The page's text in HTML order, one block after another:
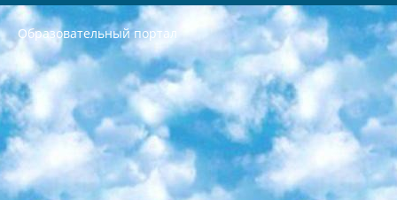
Образовательный портал
РЕСПУБЛИКА УЗБЕКИСТАН МИНИСТРЕРСТВО ДОШКОЛЬНОГО И ШКОЛЬНОГО ОБРАЗОВАНИЯ КОМАНДА в общеобразовательных учреждениях в 2023-2024 учебном году организация и проведение итоговой государственной аттестации обучающихся о Министра дошкольного и школьного образования Республики Узбекистан от 4 марта 2008 года (постановлением Минюста от 20 марта 2008 года № 1778 государственной регистрации) «Итоговое состояние учащихся общего среднего образования на основании положения об утверждении положения об аттестации общего среднего образования выпускной экзамен студентов в образовательных учреждениях в 2023-2024 учебном году В целях организации и прохождения аттестации приказываю: 1. Следующее: перечень предметов, по которым будет проводиться итоговая государственная аттестация и экзамен формы перевода согласно приложению 1; сертификаты международного образца, оценивающие уровень владения иностранными языками перечень согласно приложению 2; 2. Педагогический при специализированных образовательных учреждениях. научно-практический центр квалификации и международной оценки (Д.Давидова) 2024 г. До 25 марта: задания по предметам, по которым будет проводиться итоговая аттестация разработка и утверждение технических условий; итоговая аттестация на основании разработанного предметного задания разработка вопросов по предметам (устно и письменно), экзамен передача; общеобразовательные средние школы и специальные учебные заведения учащиеся выпускных классов школ и интернатов в агентской системе подготовка базы данных экзаменационных материалов и критериев оценки; перевод базы экзаменационных материалов на все языки обучения подать в Республиканский образовательный центр для изготовления; варианты экзаменов на основе разработанных контрольных материалов пусть будут поставлены задачи формирования. 3. Республиканский образовательный центр (Ш.Худайкулов) до 5 апреля 2024 года. до: база данных предоставленных экзаменационных материалов на все языки обучения перевод и экспертиза; для слепых, слабовидящих, глухих, слабослышащих и умственно отсталых детей учащиеся выпускных классов специализированных школ и школ-интернатов база данных экзаменационных материалов на всех преподаваемых языках подготовка критериев оценки; специализированные школы для умственно отсталых детей и технологии для учащихся выпускных классов школ-интернатов разработка соответствующих рекомендаций и критериев проведения ЕГЭ по естествознанию давать задания. 4. Педагогический при специализированных образовательных учреждениях. Научно-практический центр навыков и международной оценки (Д.Давидова), Республика образовательный центр (Худайкулов Ш.) итоговый государственный аттестационный экзамен ориентирован на творческое и логическое мышление при подготовке базы материалов учитывать введение заданий. 5. Следует отметить, что: сертификат государственного образца о знании общеобразовательного предмета и как минимум национальный уровень B1 по предметам на иностранных языках, указанным в Приложении 2. или международно признанный сертификат эквивалентного уровня студенты, изучающие определенный предмет, освобождаются от экзамена; по соответствующим предметам запланирована итоговая государственная аттестация за день до дня, путем жеребьевки Рабочей группой (в письменной форме по предметам, проводимым в форме) из числа сформированных вариантов выбрано 2 варианта; 2 выбранных варианта экзамена анонсированы на официальном сайте министерства и все выпускники по всей стране на основе этих вариантов проводит итоговую государственную аттестацию. 6. Государственное образование учащихся средних общеобразовательных учреждений. знания в соответствии с квалификационными требованиями, которые необходимо приобрести на основании стандартов итоговый (выпускной) контроль для 9 и 11 классов в целях тестирования Экзамены (далее – экзамены) состоят из предметов, перечисленных в приложении 1. будет сделано. 7. Экзамены пройдут с 26 мая по 15 июня 2024 г. (кроме науки физического воспитания). 8. Физическая для учащихся 9 классов общесредних образовательных учреждений. Экзамены по предмету «Образование, квалификация медицина» 1-6 мая 2024 года. сотрудники перевести под присмотр (с отклонениями в физическом или умственном развитии) специализированная школа для детей, школы-интернаты и со сколиозом школы-интернаты санаторного типа для больных детей исключены). 9. Он был слепым, слабовидящим и имел нарушения опорно-двигательного аппарата. экзамены в специализированных школах и интернатах для детей должны проводиться исходя из требований, предъявляемых к общеобразовательным учреждениям (физкультура кроме науки). 10. Специализированная школа для глухих и слабослышащих детей. и экзамены в интернатах и быть реализован в виде письменного теста по математике. 11. Специальность для умственно отсталых детей. Для 9 класса Родной язык и литературное письмо Государственный язык (язык обучения – узбекский). для неклассов) написано Математическое письмо Письменная/устная история Узбекистана Физическое воспитание практично Итоговый контроль Для 11 класса Написание родного языка и литературы (эссе) Математическое письмо Узбекский язык (обучение на узбекском языке) не посещающее общее среднее образование для учреждений)/Образовательное учреждение выбор письменный и устный Иностранный язык письменный/устный Письменная/устная история Узбекистана *По выбору студента:  Химия  Физика  Основы государственного права  География 10 бесплатных образовательных ресурсов - Мы составили подборку онлайн-проектов с интерактивными упражнениями, видеолекциями и статьями. Они помогут вам обрести новые и освежить старые знания бесплатно. 1. «ИНТУИТ» Старейшая образовательная площадка Рунета. Здесь вы найдёте сотни текстовых и видеокурсов на десятки различных тем — от программирования до психологии. Многие курсы подготовлены российскими университетами и крупными международными компаниями вроде Intel и Microsoft. Самостоятельное обучение бесплатное, но желающие могут оплатить услуги персональных наставников. 2. «Смартия» знакомит с актуальными профессиями и подсказывает, как им обучаться. Выбрав заинтересовавшую вас специальность — SMM-специалист, фотограф, веб-дизайнер или другую, — увидите список необходимых для неё умений. Чтобы вы могли освоить их самостоятельно, для каждого умения площадка отображает подборку ссылок на учебные материалы. Хотя «Смартия» ориентируется на русскоязычную аудиторию, часть контента всё же доступна только на английском. 3. «Лекторий Физтеха» Проект Московского физико-технического института (Физтеха). С его помощью вы можете смотреть онлайн серии лекций, записанные на видео в этом вузе. В числе доступных предметов — физика, биология, химия, информационные технологии и другие. К некоторым лекциям администрация ресурса прилагает готовые конспекты, которые можно скачивать в PDF-формате. 4. ITMOcourses Онлайн-площадка Санкт-Петербургского национального исследовательского университета информационных технологий, механики и оптики (ИТМО). Ресурс предоставляет свободный доступ к курсам, разработанным в этом вузе. Каталог материалов разбит на четыре категории: «Оптические системы и технологии», «Приборостроение и робототехника», «Информационные технологии» и «Биотехнологии». Курсы состоят из видеолекций, интерактивных демонстраций и заданий. 5. «КиберЛенинка» Электронная научная библиотека открытого доступа. Каталог площадки регулярно обрастает текстами статей из различных научных изданий. Сгруппированные по журналам и рубрикам публикации можно читать онлайн или скачивать целиком в PDF-формате. Проект нацелен на популяризацию науки за счёт открытого доступа к качественной информации. 6. «ПостНаука» На этом ресурсе публикуют подборки видеолекций, составленные экспертами из разных отраслей и объединённые общими темами. Среди них, к примеру, есть серии «Биоинформатика и геномика», «Культура средневековой Скандинавии» и Cinema Studies о теории кино. Каждая подборка лекций — логически связанная история, рассказанная экспертом от первого лица. Кроме того, на сайте появляются научно-образовательные статьи и тесты на разные темы. 7. «Newочём» Команда проекта «Newочём» отбирает самые интересные тексты из англоязычных СМИ и переводит те из них, за которые голосуют участники сообщества «ВКонтакте». По большей части это научно-популярные статьи. Редакторы придумывают лишь заголовки, в остальном содержание переводов соответствует оригиналам. Полные тексты можно читать прямо в социальной сети. 8. InternetUrok Онлайн-база материалов по основным дисциплинам школьной программы. Информация на сайте структурирована по классам, предметам и темам (урокам). Каждый урок состоит из видеолекций и конспектов. Есть также интерактивные тренажёры и тесты для закрепления пройденного материала. Даже если вы давно окончили школу, возможность повторить программу старших классов всегда может пригодиться. 9. Edutainme Ещё один ресурс об образовании. В отличие от Newtonew, как мне кажется, Edutainme больше ориентируется на представителей индустрии: педагогов, предпринимателей, разработчиков образовательных проектов. Но и любой, кто просто стремится к саморазвитию, найдёт на сайте много полезного и интересного для себя. Например, информацию о новых курсах и образовательных сервисах. 10. Newtonew Онлайн-медиа об образовании и обучении в широком смысле. Авторы Newtonew пишут об инструментах, заведениях, тактиках и стратегиях, которые помогают учить других и получать новые знания самостоятельно. На этой площадке вы найдёте новости, обзоры, аналитические мат